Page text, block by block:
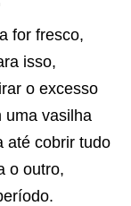
for fresco,
isso,
o excesso
uma vasilha
até cobrir tudo
o outro,